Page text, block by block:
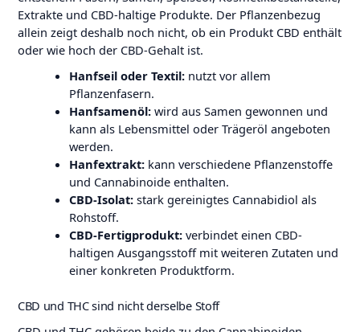
Extrakte und CBD-haltige Produkte. Der Pflanzenbezug
allein zeigt deshalb noch nicht, ob ein Produkt CBD enthält
oder wie hoch der CBD-Gehalt ist.
Hanfseil oder Textil:nutzt vor allem
Pflanzenfasern.
Hanfsamenöl:wird aus Samen gewonnen und
kann als Lebensmittel oder Trägeröl angeboten
werden.
Hanfextrakt:kann verschiedene Pflanzenstoffe
und Cannabinoide enthalten.
CBD-Isolat:stark gereinigtes Cannabidiol als
Rohstoff.
CBD-Fertigprodukt:verbindet einen CBD-
haltigen Ausgangsstoff mit weiteren Zutaten und
einer konkreten Produktform.
CBD und THC sind nicht derselbe Stoff